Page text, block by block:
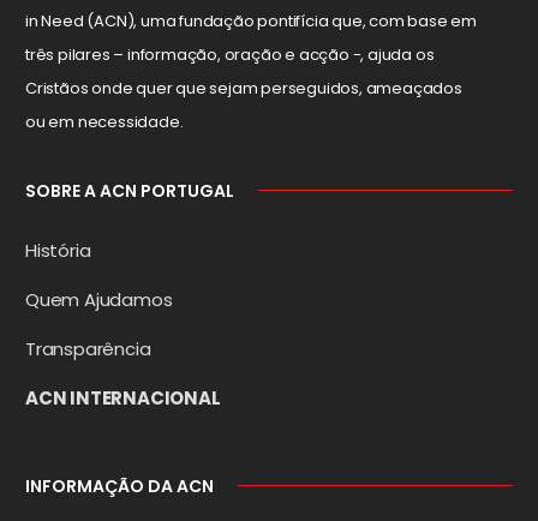
in Need (ACN), uma fundação pontifícia que, com base em
três pilares – informação, oração e acção -, ajuda os
Cristãos onde quer que sejam perseguidos, ameaçados
ou em necessidade.
SOBRE A ACN PORTUGAL
História
Quem Ajudamos
Transparência
ACN INTERNACIONAL
INFORMAÇÃO DA ACN